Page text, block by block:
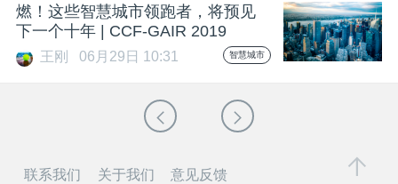
燃！这些智慧城市领跑者，将预见
下一个十年 | CCF-GAIR 2019
王刚 06月29日 10:31 智慧城市
联系我们 关于我们 意见反馈